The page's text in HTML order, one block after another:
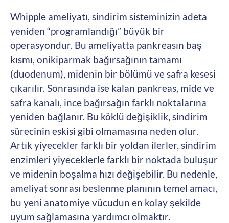
Whipple ameliyatı, sindirim sisteminizin adeta
yeniden “programlandığı” büyük bir
operasyondur. Bu ameliyatta pankreasın baş
kısmı, onikiparmak bağırsağının tamamı
(duodenum), midenin bir bölümü ve safra kesesi
çıkarılır. Sonrasında ise kalan pankreas, mide ve
safra kanalı, ince bağırsağın farklı noktalarına
yeniden bağlanır. Bu köklü değişiklik, sindirim
sürecinin eskisi gibi olmamasına neden olur.
Artık yiyecekler farklı bir yoldan ilerler, sindirim
enzimleri yiyeceklerle farklı bir noktada buluşur
ve midenin boşalma hızı değişebilir. Bu nedenle,
ameliyat sonrası beslenme planının temel amacı,
bu yeni anatomiye vücudun en kolay şekilde
uyum sağlamasına yardımcı olmaktır.